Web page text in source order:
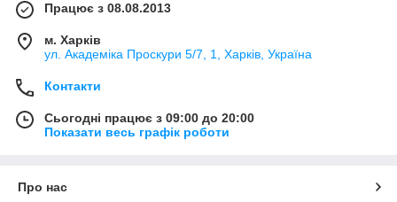
Працює з 08.08.2013
м. Харків
ул. Академіка Проскури 5/7, 1, Харків, Україна
Контакти
Сьогодні працює з 09:00 до 20:00
Показати весь графік роботи
Про нас